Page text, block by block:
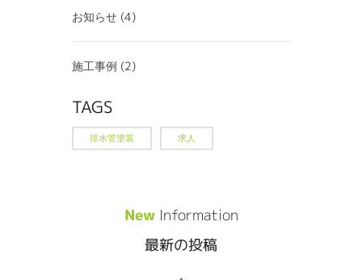
お知らせ (4)
施工事例 (2)
TAGS
排水管塗装 求人
NewInformation
最新の投稿